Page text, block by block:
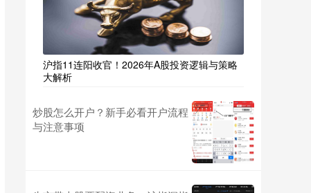
沪指11连阳收官！2026年A股投资逻辑与策略
大解析
炒股怎么开户？新手必看开户流程
与注意事项